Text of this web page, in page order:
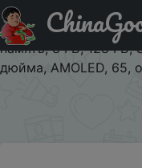
Паридбати з
9RT 9R T 5G,
память, 8 ГБ, 128 ГБ,
дюйма, AMOLED, 65,